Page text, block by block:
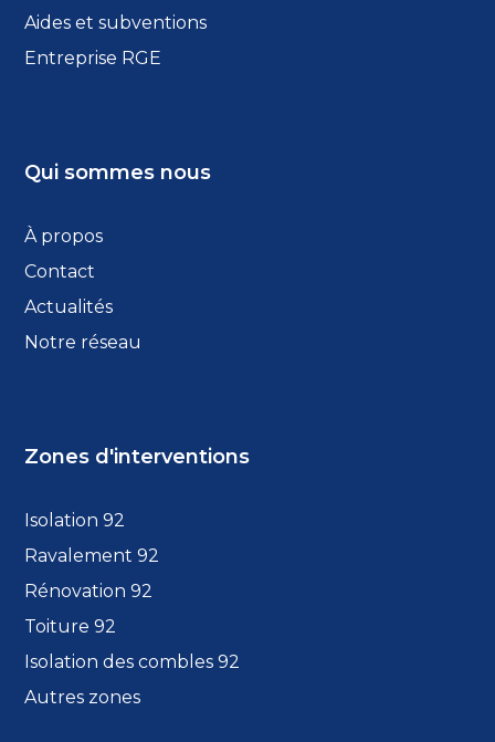
Aides et subventions
Entreprise RGE
Qui sommes nous
À propos
Contact
Actualités
Notre réseau
Zones d'interventions
Isolation 92
Ravalement 92
Rénovation 92
Toiture 92
Isolation des combles 92
Autres zones